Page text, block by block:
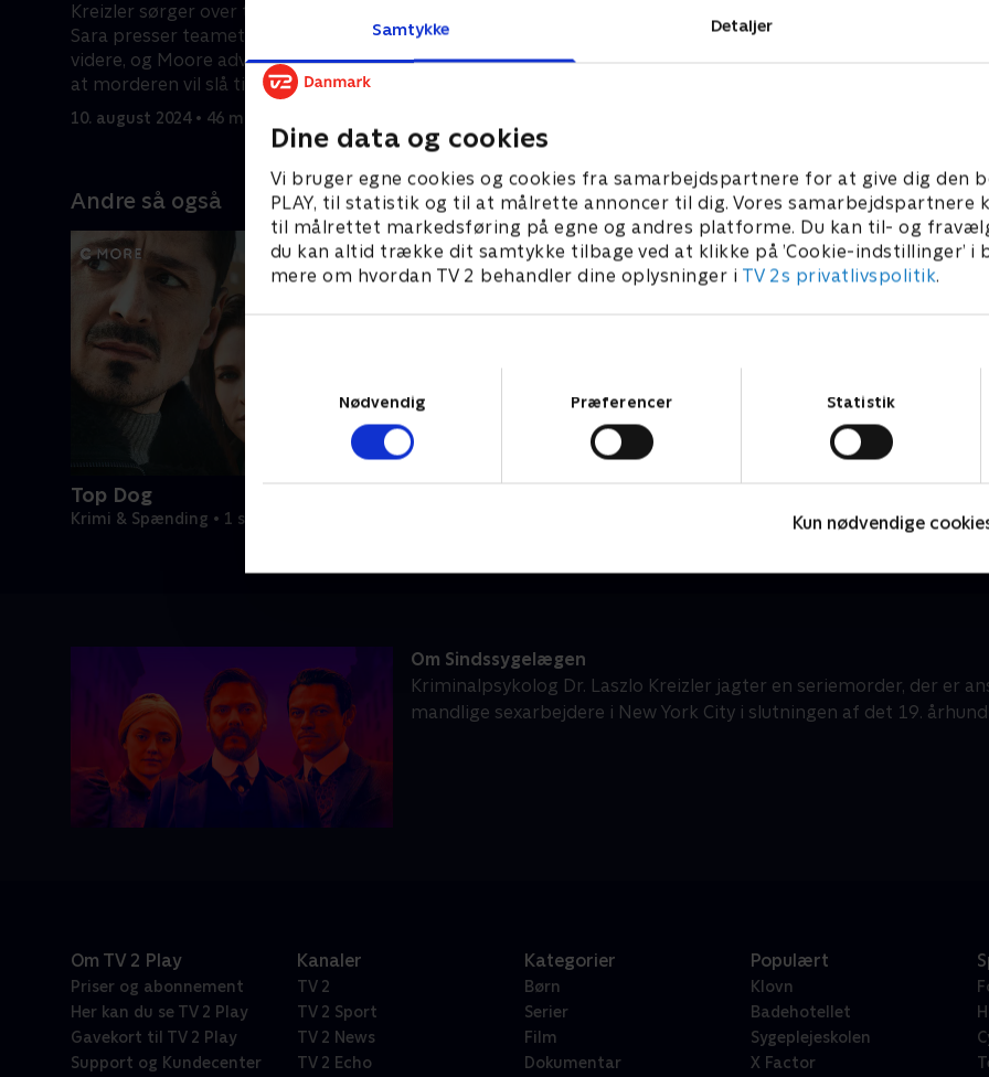
Samtykke Detaljer
Dine data og cookies
Vi bruger egne cookies og cookies fra samarbejdspartnere for at give dig den
PLAY, til statistik og til at målrette annoncer til dig. Vores samarbejdspartnere
til målrettet markedsføring på egne og andres platforme. Du kan til- og
du kan altid trække dit samtykke tilbage ved at klikke på ’Cookie-indstillinger’ i
mere om hvordan TV 2 behandler dine oplysninger i TV 2s privatlivspolitik.
Nødvendig
Præferencer Statistik
Kun nødvendige
Kreizler sørger over tabet af en ven.
Sara presser teamet til at komme
videre, og Moore advarer sin ven om,
at morderen vil slå til igen.
10. august 2024 • 46 min
Andre så også
Top Dog
Krimi & Spænding • 1 sæsoner
Om Sindssygelægen
Kriminalpsykolog Dr. Laszlo Kreizler jagter en seriemorder, der er
mandlige sexarbejdere i New York City i slutningen af det 19.
Om TV 2 Play
Priser og abonnement
Her kan du se TV 2 Play
Gavekort til TV 2 Play
Support og Kundecenter
Kanaler
TV 2
TV 2 Sport
TV 2 News
TV 2 Echo
Kategorier
Børn
Serier
Film
Dokumentar
Populært
Klovn
Badehotellet
Sygeplejeskolen
X Factor